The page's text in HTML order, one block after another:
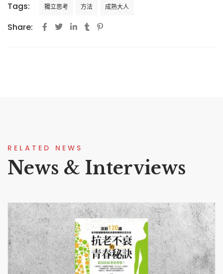
Tags: 獨立思考 方法 成熟大人
Share:
RELATED NEWS
News & Interviews